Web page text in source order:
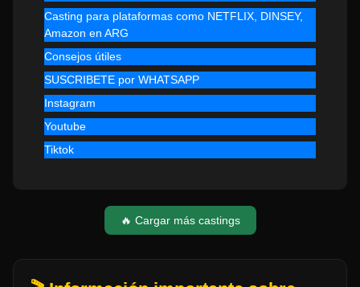
Casting para plataformas como NETFLIX, DINSEY,
Amazon en ARG
Consejos útiles
SUSCRIBETE por WHATSAPP
Instagram
Youtube
Tiktok
🔥 Cargar más castings